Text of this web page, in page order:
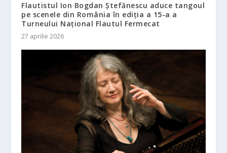
Flautistul Ion Bogdan Ștefănescu aduce tangoul
pe scenele din România în ediția a 15-a a
Turneului Național Flautul Fermecat
27 aprilie 2026